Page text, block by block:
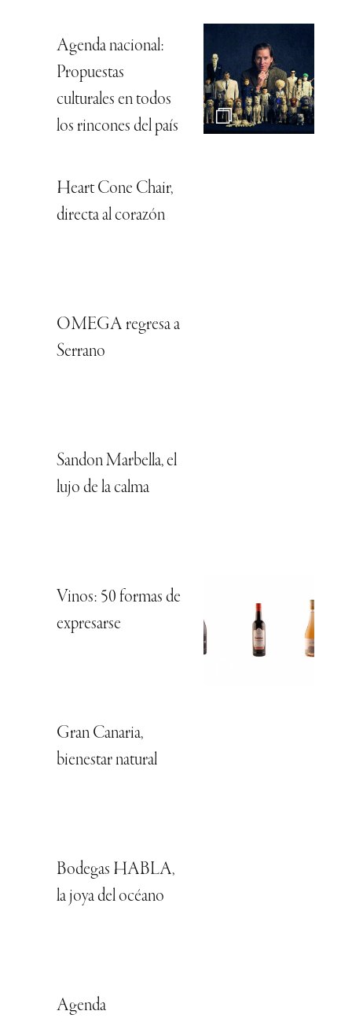
Agenda nacional:
Propuestas
culturales en todos
los rincones del país
Heart Cone Chair,
directa al corazón
OMEGA regresa a
Serrano
Sandon Marbella, el
lujo de la calma
Vinos: 50 formas de
expresarse
Gran Canaria,
bienestar natural
Bodegas HABLA,
la joya del océano
Agenda